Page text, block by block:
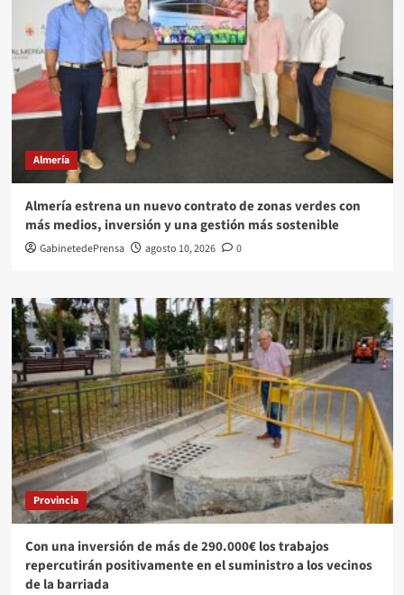
Almería
Almería estrena un nuevo contrato de zonas verdes con
más medios, inversión y una gestión más sostenible
GabinetedePrensa agosto 10, 2026 0
Provincia
Con una inversión de más de 290.000€ los trabajos
repercutirán positivamente en el suministro a los vecinos
de la barriada